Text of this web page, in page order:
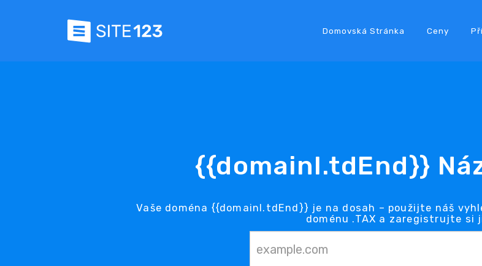
Domovská Stránka Ceny
{{domainl.tdEnd}}
Vaše doména {{domainl.tdEnd}} je na dosah – použijte náš
doménu .TAX a zaregistrujte si